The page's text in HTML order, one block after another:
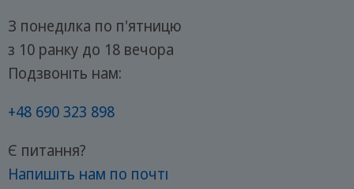
З понеділка по п'ятницю
з 10 ранку до 18 вечора
Подзвоніть нам:
+48 690 323 898
Є питання?
Напишіть нам по почті